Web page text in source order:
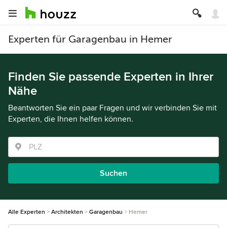
Experten für Garagenbau in Hemer
Finden Sie passende Experten in Ihrer
Nähe
Beantworten Sie ein paar Fragen und wir verbinden Sie mit
Experten, die Ihnen helfen können.
Suchen
Alle Experten Architekten Garagenbau Hemer